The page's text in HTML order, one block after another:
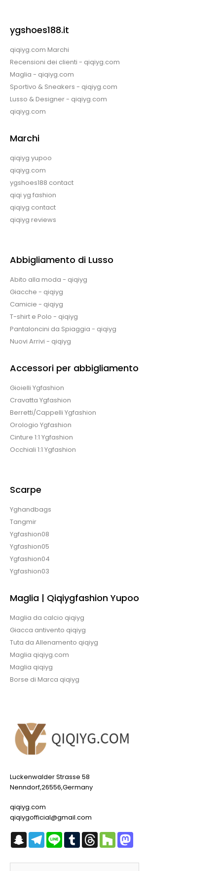
ygshoes188.it
qiqiyg.com Marchi
Recensioni dei clienti - qiqiyg.com
Maglia - qiqiyg.com
Sportivo & Sneakers - qiqiyg.com
Lusso & Designer - qiqiyg.com
qiqiyg.com
Marchi
qiqiyg yupoo
qiqiyg.com
ygshoes188 contact
qiqi yg fashion
qiqiyg contact
qiqiyg reviews
Abbigliamento di Lusso
Abito alla moda - qiqiyg
Giacche - qiqiyg
Camicie - qiqiyg
T-shirt e Polo - qiqiyg
Pantaloncini da Spiaggia - qiqiyg
Nuovi Arrivi - qiqiyg
Accessori per abbigliamento
Gioielli Ygfashion
Cravatta Ygfashion
Berretti/Cappelli Ygfashion
Orologio Ygfashion
Cinture 1:1 Ygfashion
Occhiali 1:1 Ygfashion
Scarpe
Yghandbags
Tangmir
Ygfashion08
Ygfashion05
Ygfashion04
Ygfashion03
Maglia | Qiqiygfashion Yupoo
Maglia da calcio qiqiyg
Giacca antivento qiqiyg
Tuta da Allenamento qiqiyg
Maglia qiqiyg.com
Maglia qiqiyg
Borse di Marca qiqiyg
Luckenwalder Strasse 58
Nenndorf,26556,Germany
qiqiyg.com
qiqiygofficial@gmail.com
SnapchatTelegram
Line TumblrThreadsHouzz